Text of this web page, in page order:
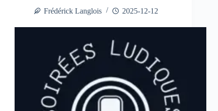
Frédérick Langlois
2025-12-12